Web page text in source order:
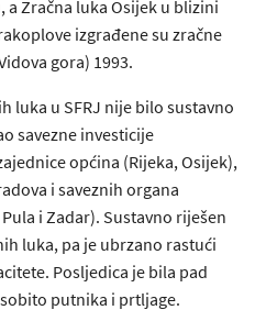
a Zračna luka Osijek u blizini
izgrađene su zračne
gora) 1993.
luka u SFRJ nije bilo sustavno
savezne investicije
općina (Rijeka, Osijek),
i saveznih organa
i Zadar). Sustavno riješen
luka, pa je ubrzano rastući
Posljedica je bila pad
putnika i prtljage.